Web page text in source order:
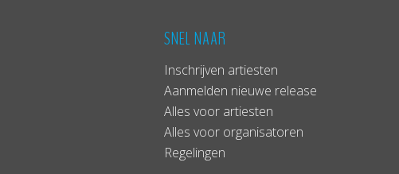
SNEL NAAR
Inschrijven artiesten
Aanmelden nieuwe release
Alles voor artiesten
Alles voor organisatoren
Regelingen